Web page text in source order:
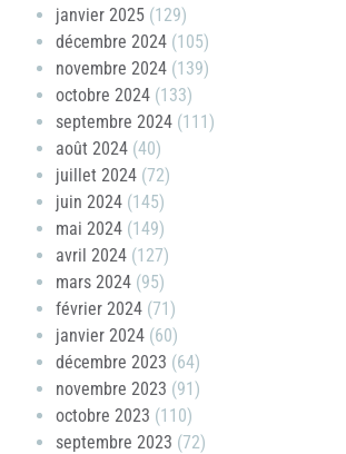
janvier 2025 (129)
décembre 2024 (105)
novembre 2024 (139)
octobre 2024 (133)
septembre 2024 (111)
août 2024 (40)
juillet 2024 (72)
juin 2024 (145)
mai 2024 (149)
avril 2024 (127)
mars 2024 (95)
février 2024 (71)
janvier 2024 (60)
décembre 2023 (64)
novembre 2023 (91)
octobre 2023 (110)
septembre 2023 (72)